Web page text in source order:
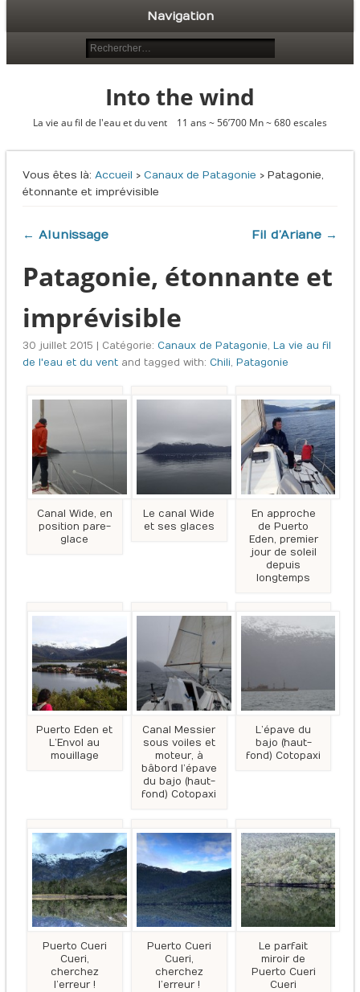
Navigation
Into the wind
La vie au fil de l'eau et du vent 11 ans ~ 56’700 Mn ~ 680 escales
Vous êtes là : Accueil › Canaux de Patagonie › Patagonie,
étonnante et imprévisible
← Alunissage Fil d’Ariane →
Patagonie, étonnante et
imprévisible
30 juillet 2015 | Catégorie: Canaux de Patagonie, La vie au fil
de l'eau et du ventand tagged with: Chili, Patagonie
Canal Wide, en
position pare-
glace
Le canal Wide
et ses glaces
En approche
de Puerto
Eden, premier
jour de soleil
depuis
longtemps
Puerto Eden et
L’Envol au
mouillage
Canal Messier
sous voiles et
moteur, à
bâbord l’épave
du bajo (haut-
fond) Cotopaxi
L’épave du
bajo (haut-
fond) Cotopaxi
Puerto Cueri
Cueri,
cherchez
l’erreur !
Puerto Cueri
Cueri,
cherchez
l’erreur !
Le parfait
miroir de
Puerto Cueri
Cueri